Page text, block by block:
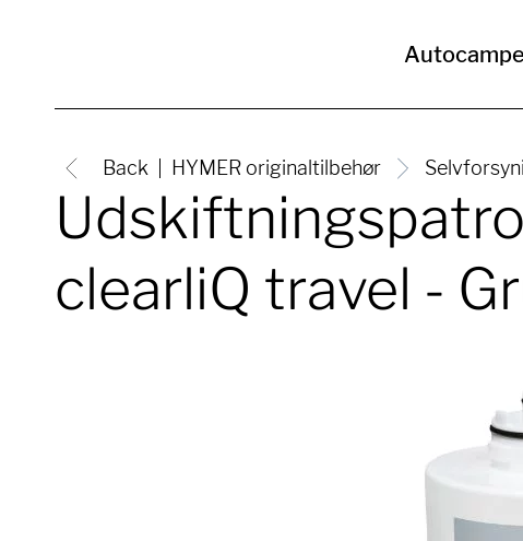
Back HYMER originaltilbehør
clearliQ travel -